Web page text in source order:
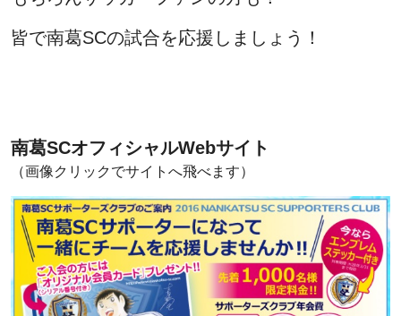
皆で南葛SCの試合を応援しましょう！
南葛SCオフィシャルWebサイト
（画像クリックでサイトへ飛べます）